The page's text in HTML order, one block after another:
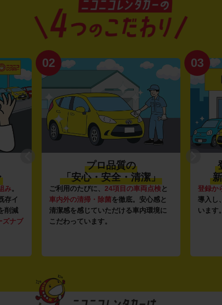
み。
存イ
削減
ズナブ
02
プロ品質の
「安心・安全・清潔」
ご利用のたびに、 24項目の車両点検と
車内外の清掃・除菌を徹底。安心感と
清潔感を感じていただける車内環境に
こだわっています。
03
登録か
導入し
います